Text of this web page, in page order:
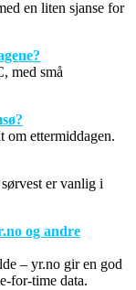
en liten sjanse for
med små
om ettermiddagen.
er vanlig i
og andre
– yr.no gir en god
for-time data.